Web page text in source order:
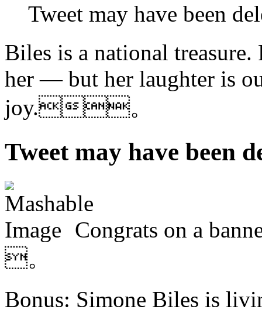
Tweet may have
Biles is a national
her — but her laughter is
joy.。
Tweet may have
Congrats on a
。
Bonus: Simone Biles is